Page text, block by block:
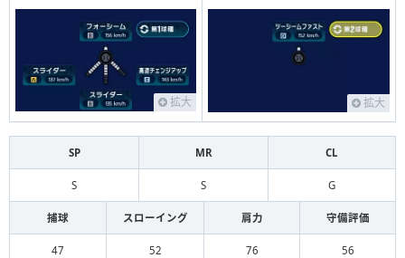
拡大 拡大
SP MR CL
S S G
捕球 スローイング 肩力 守備評価
47 52 76 56